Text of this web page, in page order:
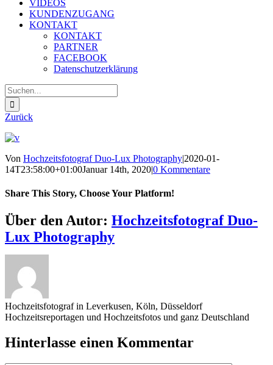
VIDEOS
KUNDENZUGANG
KONTAKT
KONTAKT
PARTNER
FACEBOOK
Datenschutzerklärung
Suche
nach:
Zurück
Von Hochzeitsfotograf Duo-Lux Photography|2020-01-
14T23:58:00+01:00Januar 14th, 2020|0 Kommentare
Share This Story, Choose Your Platform!
Sharing_facebook
Sharing_twitter
Sharing_reddit
Über den Autor: Hochzeitsfotograf Duo-
Lux Photography
Hochzeitsfotograf in Leverkusen, Köln, Düsseldorf
Hochzeitsreportagen und Hochzeitsfotos und ganz Deutschland
Hinterlasse einen Kommentar